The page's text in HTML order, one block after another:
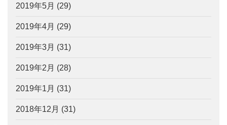
2019年5月 (29)
2019年4月 (29)
2019年3月 (31)
2019年2月 (28)
2019年1月 (31)
2018年12月 (31)